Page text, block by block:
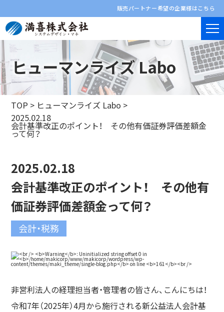
販売パートナー希望の企業様はこちら
ヒューマンライズ Labo
TOP > ヒューマンライズ Labo >
2025.02.18
会計基準改正のポイント！ その他有価証券評価差額金
って何？
2025.02.18
会計基準改正のポイント！ その他有
価証券評価差額金って何？
会計・税務
非営利法人の経理担当者・管理者の皆さん、こんにちは！
令和7年（2025年）4月から施行される新公益法人会計基